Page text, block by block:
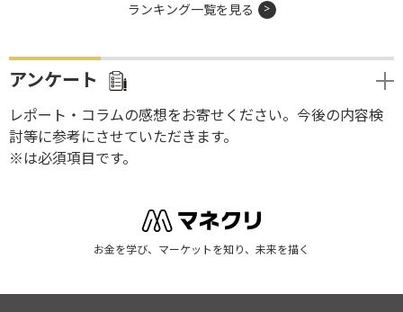
ランキング一覧を見る
アンケート
レポート・コラムの感想をお寄せください。今後の内容検
討等に参考にさせていただきます。
※は必須項目です。
お金を学び、マーケットを知り、未来を描く